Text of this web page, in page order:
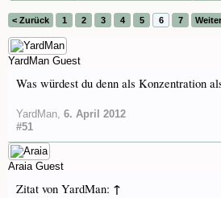
< Zurück 1 2 3 4 5 6 7
YardMan Guest
Was würdest du denn als Konzentration
YardMan, 6. April 2012
#51
Araia Guest
Zitat von YardMan: ↑